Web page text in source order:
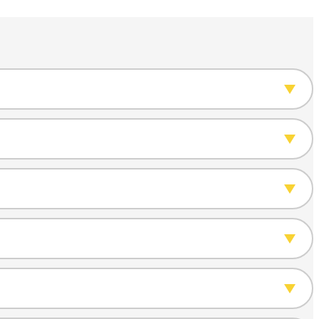
e contratar novos produtos financeiros com
você deverá aceitar, digitalmente, a Política de
simples e rápida.